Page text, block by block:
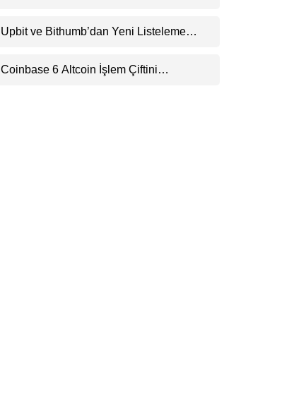
Upbit ve Bithumb’dan Yeni Listeleme
Geliyor
Coinbase 6 Altcoin İşlem Çiftini